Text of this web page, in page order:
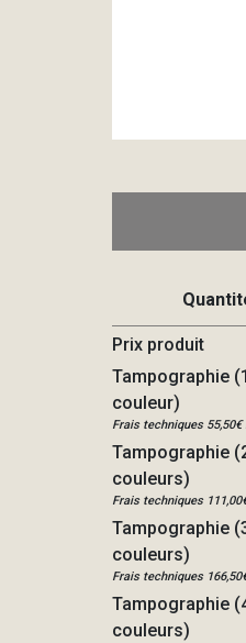
Prix produit
Tampographie (1
couleur)
Frais techniques 55,50€
Tampographie
couleurs)
Frais techniques
Tampographie
couleurs)
Frais techniques
Tampographie
couleurs)